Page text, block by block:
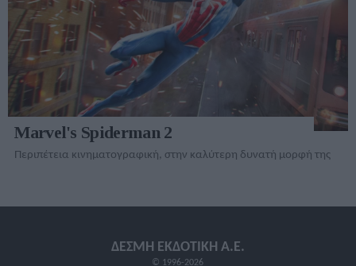
Marvel's Spiderman 2
Περιπέτεια κινηματογραφική, στην καλύτερη δυνατή μορφή της
ΔΕΣΜΗ ΕΚΔΟΤΙΚΗ A.E.
© 1996-2026